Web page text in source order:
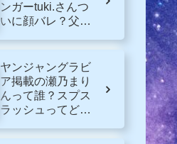
ンガーtuki.さんつ
いに顔バレ？父親
ヤンジャングラビ
ア掲載の瀬乃まり
んって誰？スプス
ラッシュってどん